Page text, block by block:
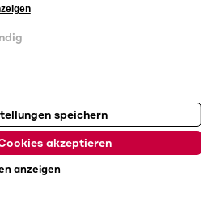
anzeigen
speichern
akzeptieren